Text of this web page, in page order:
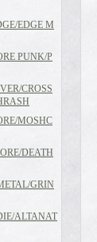
EDGE M
PUNK/P
CROSS
MOSHC
DEATH
GRIN
ALTANAT